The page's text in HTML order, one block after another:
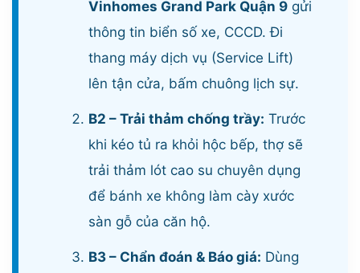
Vinhomes Grand Park Quận 9 gửi
thông tin biển số xe, CCCD. Đi
thang máy dịch vụ (Service Lift)
lên tận cửa, bấm chuông lịch sự.
B2 – Trải thảm chống trầy: Trước
khi kéo tủ ra khỏi hộc bếp, thợ sẽ
trải thảm lót cao su chuyên dụng
để bánh xe không làm cày xước
sàn gỗ của căn hộ.
B3 – Chẩn đoán & Báo giá: Dùng